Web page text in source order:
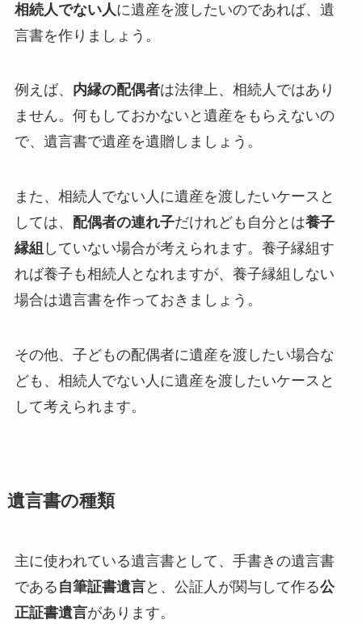
相続人でない人 に遺産を渡したいのであれば、遺
言書を作りましょう。
例えば、 内縁の配偶者は法律上、相続人ではあり
ません。何もしておかないと遺産をもらえないの
で、遺言書で遺産を遺贈しましょう。
また、相続人でない人に遺産を渡したいケースと
しては、 配偶者の連れ子だけれども自分とは養子
縁組 していない場合が考えられます。養子縁組す
れば養子も相続人となれますが、養子縁組しない
場合は遺言書を作っておきましょう。
その他、子どもの配偶者に遺産を渡したい場合な
ども、相続人でない人に遺産を渡したいケースと
して考えられます。
遺言書の種類
主に使われている遺言書として、手書きの遺言書
である 自筆証書遺言と、公証人が関与して作る公
正証書遺言があります。